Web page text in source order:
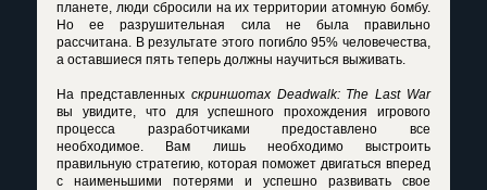
планете, люди сбросили на их территории атомную бомбу.
Но ее разрушительная сила не была правильно
рассчитана. В результате этого погибло 95% человечества,
а оставшиеся пять теперь должны научиться выживать.
На представленных скриншотах Deadwalk: The Last War
вы увидите, что для успешного прохождения игрового
процесса разработчиками предоставлено все
необходимое. Вам лишь необходимо выстроить
правильную стратегию, которая поможет двигаться вперед
с наименьшими потерями и успешно развивать свое